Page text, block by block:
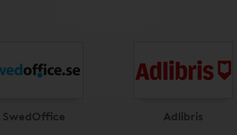
SwedOffice Adlibris